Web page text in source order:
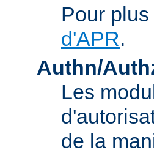
Pour
d'APR.
Authn/
Les
de la